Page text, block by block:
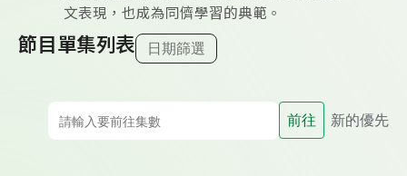
文表現，也成為同儕學習的典範。
節目單集列表 日期篩選
前往 新的優先